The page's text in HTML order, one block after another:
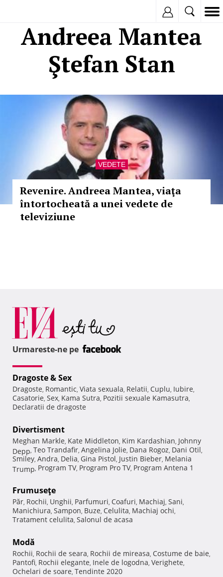
Andreea Mantea
Ştefan Stan
VEDETE
Revenire. Andreea Mantea, viaţa
întortocheată a unei vedete de
televiziune
Urmareste-ne pe
Dragoste & Sex
Dragoste, Romantic, Viata sexuala, Relatii, Cuplu, Iubire,
Casatorie, Sex, Kama Sutra, Pozitii sexuale Kamasutra,
Declaratii de dragoste
Divertisment
Meghan Markle, Kate Middleton, Kim Kardashian, Johnny
Depp, Teo Trandafir, Angelina Jolie, Dana Rogoz, Dani Otil,
Smiley, Andra, Delia, Gina Pistol, Justin Bieber, Melania
Trump, Program TV, Program Pro TV, Program Antena 1
Frumuseţe
Păr, Rochii, Unghii, Parfumuri, Coafuri, Machiaj, Sani,
Manichiura, Sampon, Buze, Celulita, Machiaj ochi,
Tratament celulita, Salonul de acasa
Modă
Rochii, Rochii de seara, Rochii de mireasa, Costume de baie,
Pantofi, Rochii elegante, Inele de logodna, Verighete,
Ochelari de soare, Tendinte 2020